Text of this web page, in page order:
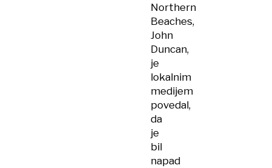
Northern
Beaches,
John
Duncan,
je
lokalnim
medijem
povedal,
da
je
bil
napad